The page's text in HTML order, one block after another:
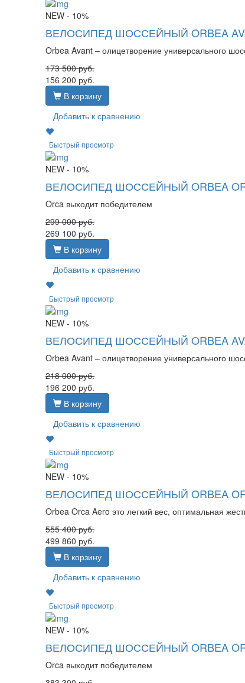
NEW - 10%
ВЕЛОСИПЕД ШОССЕЙНЫЙ ORBEA
Orbea Avant – олицетворение универсального
173 500руб.
156 200 руб.
В корзину
Добавить к сравнению
Быстрый просмотр
NEW - 10%
ВЕЛОСИПЕД ШОССЕЙНЫЙ ORBEA
Orca выходит победителем
299 000руб.
269 100 руб.
В корзину
Добавить к сравнению
Быстрый просмотр
NEW - 10%
ВЕЛОСИПЕД ШОССЕЙНЫЙ ORBEA
Orbea Avant – олицетворение универсального
218 000руб.
196 200 руб.
В корзину
Добавить к сравнению
Быстрый просмотр
NEW - 10%
ВЕЛОСИПЕД ШОССЕЙНЫЙ ORBEA
Orbea Orca Aero это легкий вес, оптимальная
555 400руб.
499 860 руб.
В корзину
Добавить к сравнению
Быстрый просмотр
NEW - 10%
ВЕЛОСИПЕД ШОССЕЙНЫЙ ORBEA
Orca выходит победителем